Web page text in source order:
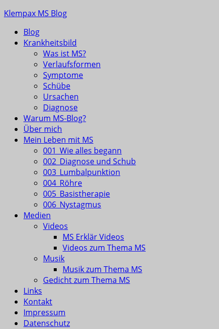
Skip
content
Klempax MS Blog
Infos, Fragen, Antworten für und von MSlern
Blog
Krankheitsbild
Was ist MS?
Verlaufsformen
Symptome
Schübe
Ursachen
Diagnose
Warum MS-Blog?
Über mich
Mein Leben mit MS
001_Wie alles begann
002_Diagnose und Schub
003_Lumbalpunktion
004_Röhre
005_Basistherapie
006_Nystagmus
Medien
Videos
MS Erklär Videos
Videos zum Thema MS
Musik
Musik zum Thema MS
Gedicht zum Thema MS
Links
Kontakt
Impressum
Datenschutz